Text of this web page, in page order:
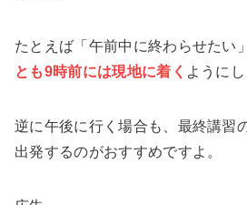
たとえば「午前中に終わらせたい
とも9時前には現地に着く ようにし
逆に午後に行く場合も、最終講習
出発するのがおすすめですよ。